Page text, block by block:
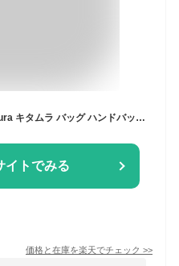
2wayハンドバッグ Y-1379 Kitamura キタムラ バッグ ハンドバッグ ブルー ベージュ ブラック【先行予約】*【送料無料】[Rakuten Fashion]
イトでみる
価格と在庫を楽天でチェック >>